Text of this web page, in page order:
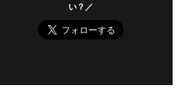
い？／